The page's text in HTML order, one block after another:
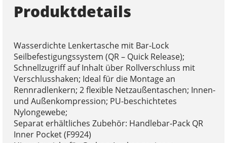
Produktdetails
Wasserdichte Lenkertasche mit Bar-Lock
Seilbefestigungssystem (QR – Quick Release);
Schnellzugriff auf Inhalt über Rollverschluss mit
Verschlusshaken; Ideal für die Montage an
Rennradlenkern; 2 flexible Netzaußentaschen; Innen-
und Außenkompression; PU-beschichtetes
Nylongewebe;
Separat erhältliches Zubehör: Handlebar-Pack QR
Inner Pocket (F9924)